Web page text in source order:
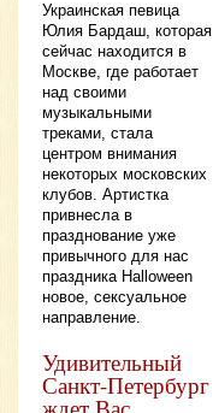
Украинская певица
Юлия Бардаш, которая
сейчас находится в
Москве, где работает
над своими
музыкальными
треками, стала
центром внимания
некоторых московских
клубов. Артистка
привнесла в
празднование уже
привычного для нас
праздника Halloween
новое, сексуальное
направление.
Удивительный
Санкт-Петербург